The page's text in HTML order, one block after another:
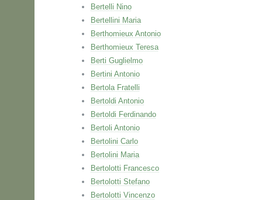
Bertelli Nino
Bertellini Maria
Berthomieux Antonio
Berthomieux Teresa
Berti Guglielmo
Bertini Antonio
Bertola Fratelli
Bertoldi Antonio
Bertoldi Ferdinando
Bertoli Antonio
Bertolini Carlo
Bertolini Maria
Bertolotti Francesco
Bertolotti Stefano
Bertolotti Vincenzo